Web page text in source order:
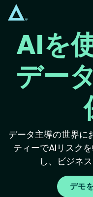
AIを
デー
データ主導の世界に
ティーでAIリスク
し、ビジネ
デモ